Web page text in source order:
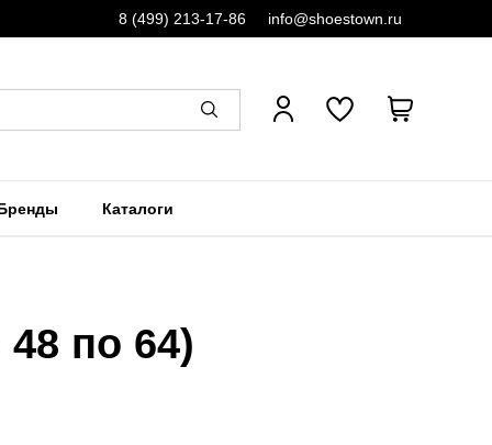
8 (499) 213-17-86 info@shoestown.ru
Каталоги
по 64)